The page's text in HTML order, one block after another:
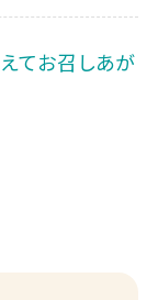
てお召しあが